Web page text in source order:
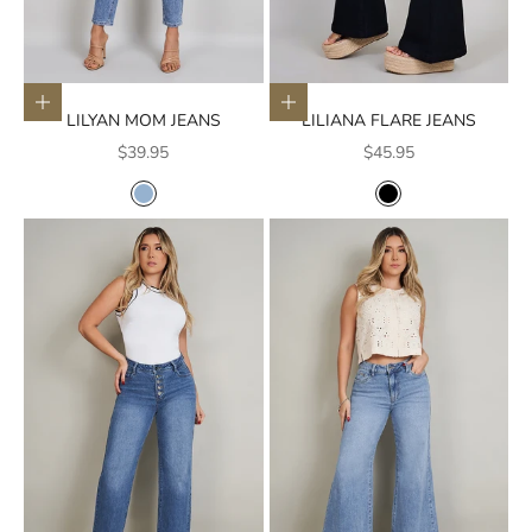
Elige opciones
LILYAN MOM JEANS
Precio de oferta
$39.95
COLOR
AZUL CLARO
Elige opciones
LILIANA FLARE JEANS
Precio de oferta
$45.95
COLOR
NEGRO